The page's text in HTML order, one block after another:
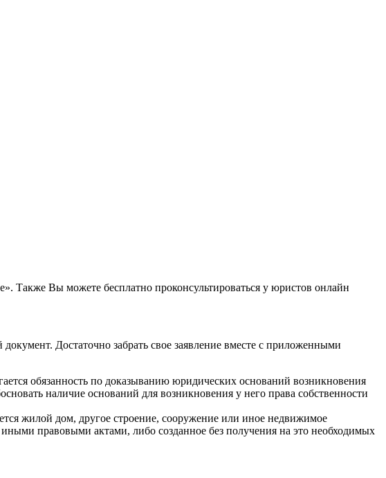
Также Вы можете бесплатно проконсультироваться у юристов онлайн
Достаточно забрать свое заявление вместе с приложенными
обязанность по доказыванию юридических оснований возникновения
наличие оснований для возникновения у него права собственности
жилой дом, другое строение, сооружение или иное недвижимое
правовыми актами, либо созданное без получения на это необходимых